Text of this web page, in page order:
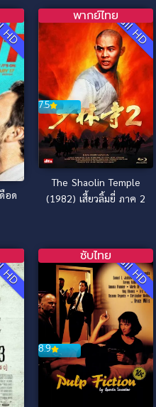
อด
Full HD
7.5
พากย์ไทย
The Shaolin Temple
(1982) เสี้ยวลิ้มยี่ ภาค 2
Full HD
8.9
ซับไทย